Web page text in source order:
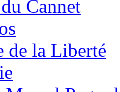
Cannet
de la Liberté